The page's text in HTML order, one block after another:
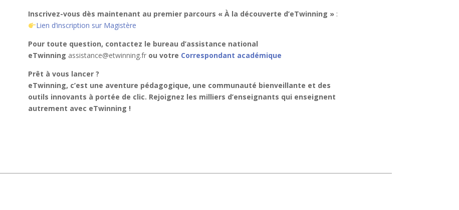
Inscrivez-vous dès maintenant au premier parcours « À la découverte d’eTwinning »:
Lien d’inscription sur Magistère
Pour toute question, contactez le bureau d’assistance national
eTwinning assistance@etwinning.frou votre Correspondant académique
Prêt à vous lancer ?
eTwinning, c’est une aventure pédagogique, une communauté bienveillante et des
outils innovants à portée de clic. Rejoignez les milliers d’enseignants qui enseignent
autrement avec eTwinning !